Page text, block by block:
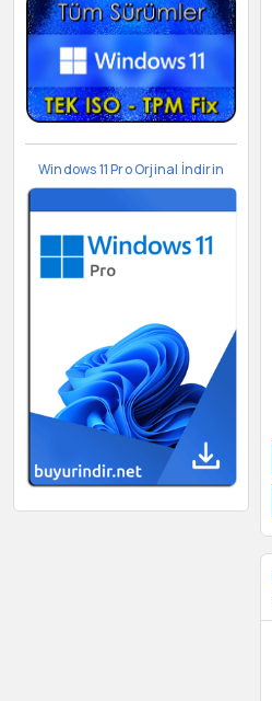
Windows 11 Pro Orjinal İndirin